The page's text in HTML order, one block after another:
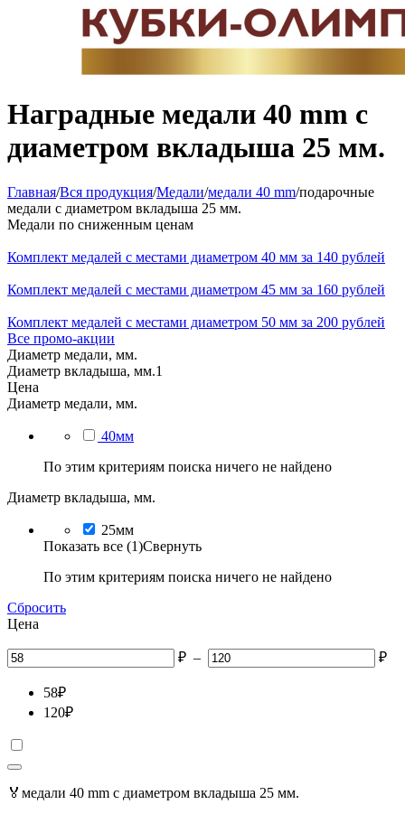
Наградные медали 40 mm с
диаметром вкладыша 25 мм.
Главная/Вся продукция/Медали/медали 40 mm/подарочные
медали с диаметром вкладыша 25 мм.
Медали по сниженным ценам
Комплект медалей с местами диаметром 40 мм за 140 рублей
Комплект медалей с местами диаметром 45 мм за 160 рублей
Комплект медалей с местами диаметром 50 мм за 200 рублей
Все промо-акции
Диаметр медали, мм.
Диаметр вкладыша, мм.1
Цена
Диаметр медали, мм.
40мм
По этим критериям поиска ничего не найдено
Диаметр вкладыша, мм.
25мм
Показать все (1)Свернуть
По этим критериям поиска ничего не найдено
Сбросить
Цена
₽ – ₽
58₽
120₽
🏅медали 40 mm с диаметром вкладыша 25 мм.